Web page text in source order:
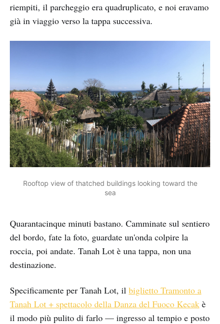
riempiti, il parcheggio era quadruplicato, e noi eravamo
già in viaggio verso la tappa successiva.
Rooftop view of thatched buildings looking toward the
sea
Quarantacinque minuti bastano. Camminate sul sentiero
del bordo, fate la foto, guardate un'onda colpire la
roccia, poi andate. Tanah Lot è una tappa, non una
destinazione.
Specificamente per Tanah Lot, il biglietto Tramonto a
Tanah Lot + spettacolo della Danza del Fuoco Kecak è
il modo più pulito di farlo — ingresso al tempio e posto